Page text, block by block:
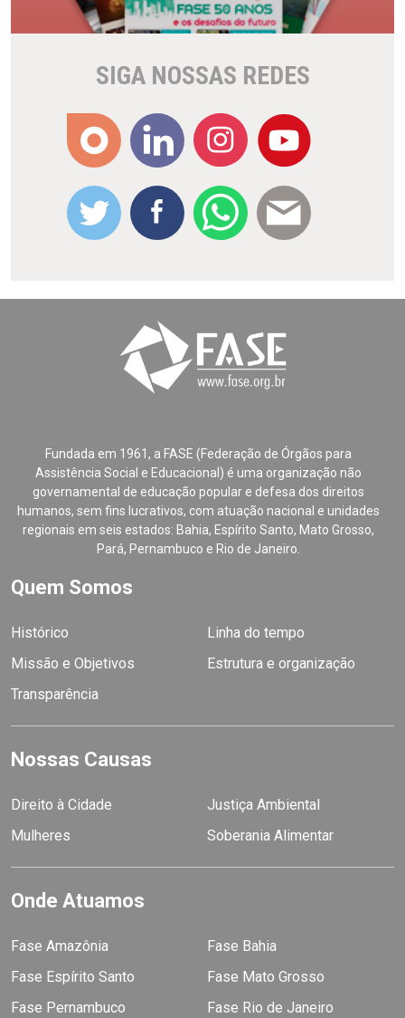
SIGA NOSSAS REDES
Fundada em 1961, a FASE (Federação de Órgãos para
Assistência Social e Educacional) é uma organização não
governamental de educação popular e defesa dos direitos
humanos, sem fins lucrativos, com atuação nacional e unidades
regionais em seis estados: Bahia, Espírito Santo, Mato Grosso,
Pará, Pernambuco e Rio de Janeiro.
Quem Somos
Histórico
Linha do tempo
Missão e Objetivos
Estrutura e organização
Transparência
Nossas Causas
Direito à Cidade
Justiça Ambiental
Mulheres
Soberania Alimentar
Onde Atuamos
Fase Amazônia
Fase Bahia
Fase Espírito Santo
Fase Mato Grosso
Fase Pernambuco
Fase Rio de Janeiro